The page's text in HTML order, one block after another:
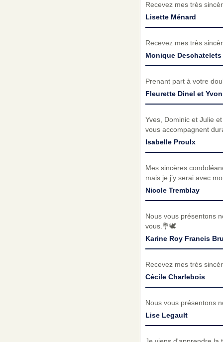
Recevez mes très
Lisette Ménard
Recevez mes très
Monique Deschatelets
Prenant part à votre
Fleurette Dinel et
Yves, Dominic et Julie
vous accompagnent
Isabelle Proulx
Mes sincères
mais je j’y serai avec
Nicole Tremblay
Nous vous présentons
vous.💐🕊️
Karine Roy Francis
Recevez mes très
Cécile Charlebois
Nous vous présentons
Lise Legault